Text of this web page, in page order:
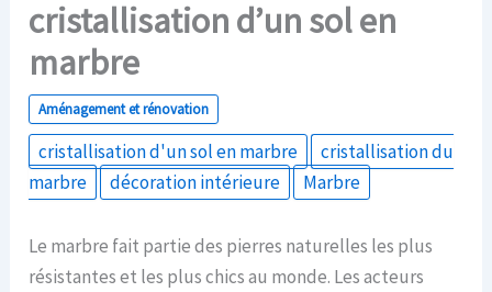
cristallisation d’un sol en
marbre
Aménagement et rénovation
cristallisation d'un sol en marbre
cristallisation du
marbre
décoration intérieure Marbre
Le marbre fait partie des pierres naturelles les plus
résistantes et les plus chics au monde. Les acteurs